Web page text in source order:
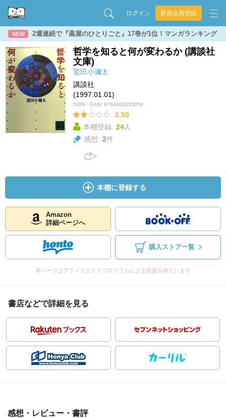
ログイン 新規会員登録
NEW 2週連続で『薬屋のひとりごと』17巻が1位！マンガランキング
哲学を知ると何が変わるか (講談社
文庫)
鷲田小彌太
講談社
(1997.01.01)
ISBN・EAN: 9784062635059
2.50
本棚登録: 24人
感想: 2件
本棚に登録する
Amazon
詳細ページへ
購入ストア一覧
本ページはアフィリエイトプログラムによる収益を得ています
書店などで詳細を見る
感想・レビュー・書評